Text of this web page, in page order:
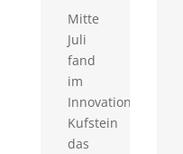
Mitte
Juli
fand
im
Innovationsraum
Kufstein
das